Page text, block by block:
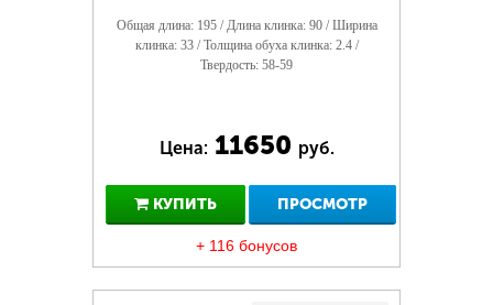
Общая длина: 195 / Длина клинка: 90 / Ширина
клинка: 33 / Толщина обуха клинка: 2.4 /
Твердость: 58-59
Цена: 11650 руб.
КУПИТЬ ПРОСМОТР
+ 116 бонусов